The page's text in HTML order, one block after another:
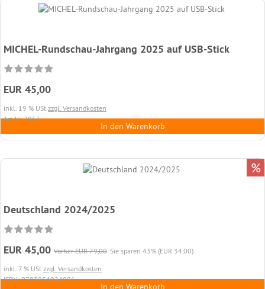
MICHEL-Rundschau-Jahrgang 2025 auf USB-Stick
EUR 45,00
inkl. 19 % USt zzgl. Versandkosten
Art.Nr. 7953
In den Warenkorb
Deutschland 2024/2025
EUR 45,00 Vorher EUR 79,00 Sie sparen 43% (EUR 34,00)
inkl. 7 % USt zzgl. Versandkosten
ISBN: 9783954024896
In den Warenkorb
%